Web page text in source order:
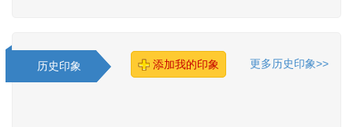
历史印象 添加我的印象 更多历史印象>>